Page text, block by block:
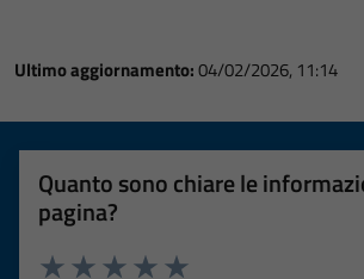
Ultimo aggiornamento:04/02/2026, 11:14
Quanto sono chiare le
pagina?